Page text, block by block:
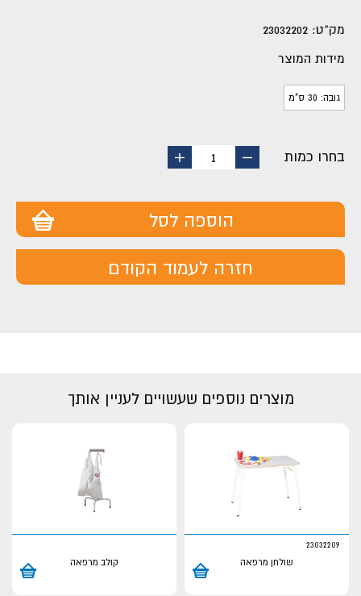
מק"ט: 23032202
מידות המוצר
גובה: 30 ס"מ
בחרו כמות
החסר
1
הוסף
הוספה לסל
חזרה לעמוד הקודם
מוצרים נוספים שעשויים לעניין אותך
23032209
שולחן מרפאה קולב מרפאה